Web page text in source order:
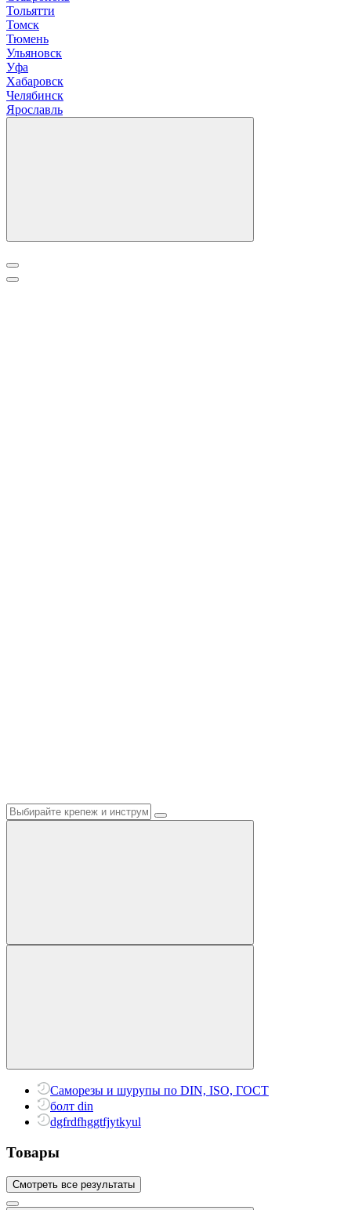
Тольятти
Томск
Тюмень
Ульяновск
Уфа
Хабаровск
Челябинск
Ярославль
Саморезы и шурупы по DIN, ISO, ГОСТ
болт din
dgfrdfhggtfjytkyul
Товары
Смотреть все результаты